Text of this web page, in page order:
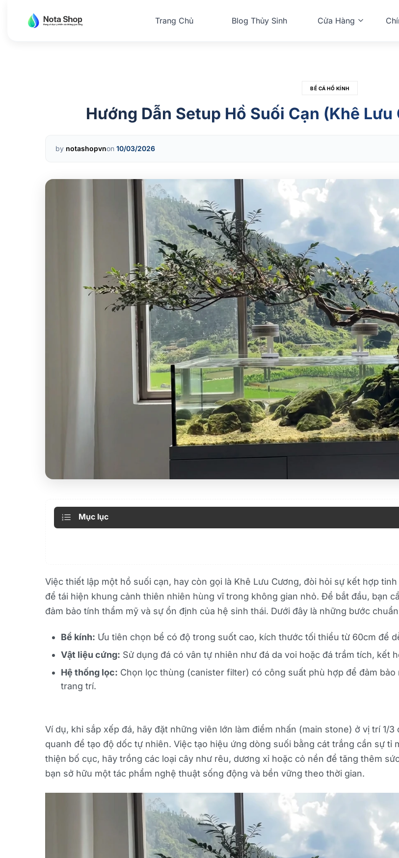
Nota Shop VN
Phụ
Trang Chủ Blog Thủy Sinh Cửa Hàng
BỂ CÁ HỒ KÍNH
Hướng Dẫn Setup Hồ Suối Cạn (Khê
by notashopvnon 10/03/2026
Mục lục
Việc thiết lập một hồ suối cạn, hay còn gọi là Khê Lưu Cương, đòi hỏi sự kết hợp
để tái hiện khung cảnh thiên nhiên hùng vĩ trong không gian nhỏ. Để bắt đầu, bạn
đảm bảo tính thẩm mỹ và sự ổn định của hệ sinh thái. Dưới đây là những bước
Bể kính: Ưu tiên chọn bể có độ trong suốt cao, kích thước tối thiểu từ 60cm để
Vật liệu cứng: Sử dụng đá có vân tự nhiên như đá da voi hoặc đá trầm tích, kết
Hệ thống lọc: Chọn lọc thùng (canister filter) có công suất phù hợp để đảm
trang trí.
Ví dụ, khi sắp xếp đá, hãy đặt những viên lớn làm điểm nhấn (main stone) ở vị trí 1/
quanh để tạo độ dốc tự nhiên. Việc tạo hiệu ứng dòng suối bằng cát trắng cần sự tỉ
thiện bố cục, hãy trồng các loại cây như rêu, dương xỉ hoặc cỏ nền để tăng thêm
bạn sở hữu một tác phẩm nghệ thuật sống động và bền vững theo thời gian.